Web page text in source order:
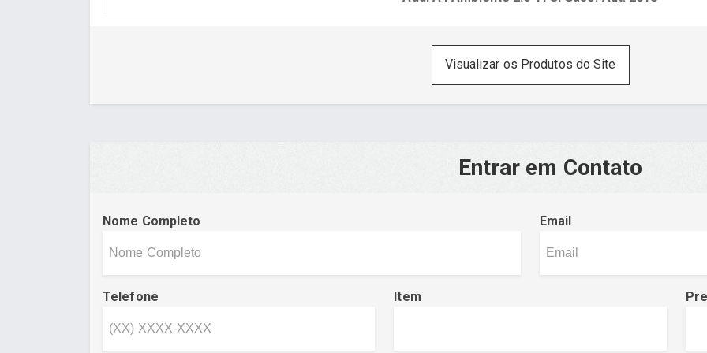
Visualizar os Produtos do Site
Entrar em Contato
Nome Completo Email
Telefone Item